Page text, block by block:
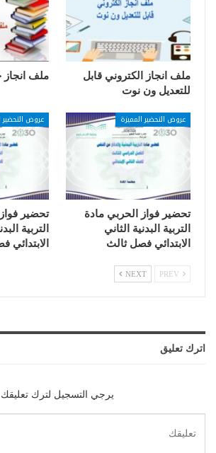
ملف انجاز الكتروني قابل
للتعديل ون نوت
ملف انجاز
عروض التحضير المميزة
تحضير فواز الحربي مادة
التربية البدنية الثاني
الابتدائي فصل ثالث
عروض التحضير
تحضير
التربية
الابتدائي
NEXT
اترك تعليق
يرجي التسجيل لترك تعليقك